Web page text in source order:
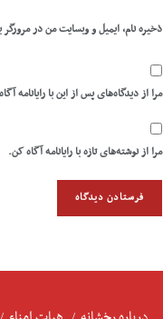
ذخیره نام، ایمیل و وبسایت من در
مرا از دیدگاه‌های پس از این با رایانامه
مرا از نوشته‌های تازه با رایانامه آگاه کن.